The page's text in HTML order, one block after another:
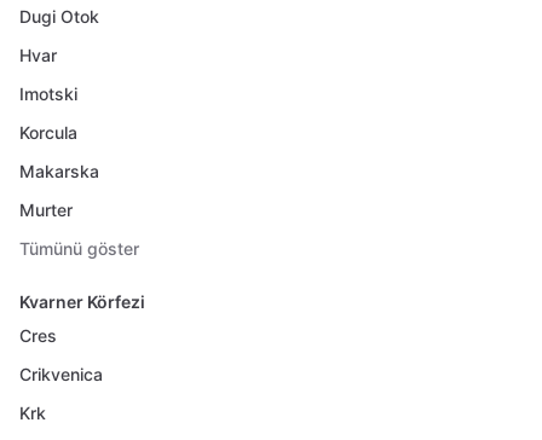
Dugi Otok
Hvar
Imotski
Korcula
Makarska
Murter
Tümünü göster
Kvarner Körfezi
Cres
Crikvenica
Krk